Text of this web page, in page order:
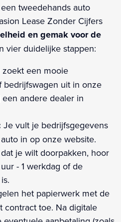
tweedehands auto
Lease Zonder Cijfers
en gemak voor de
vier duidelijke stappen:
zoekt een mooie
bedrijfswagen uit in onze
andere dealer in
Je vult je bedrijfsgegevens
in op onze website.
je wilt doorpakken, hoor
- 1 werkdag of de
het papierwerk met de
contract toe. Na digitale